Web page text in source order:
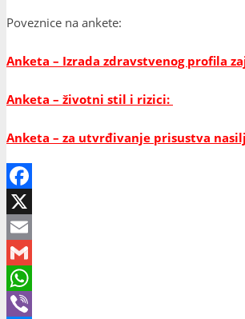
Poveznice na ankete:
Anketa – Izrada zdravstvenog profila
Anketa – životni stil i rizici:
Anketa – za utvrđivanje prisustva
Facebook
X
Email
Gmail
WhatsApp